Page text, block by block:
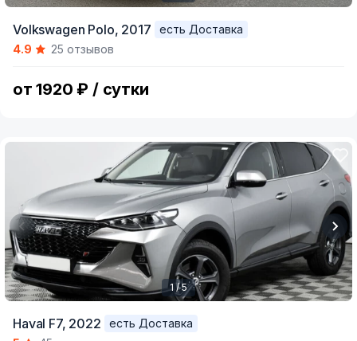
of
Volkswagen Polo, 2017
есть Доставка
4.9
25 отзывов
от 1920 ₽ / сутки
1 / 5
Haval F7, 2022
есть Доставка